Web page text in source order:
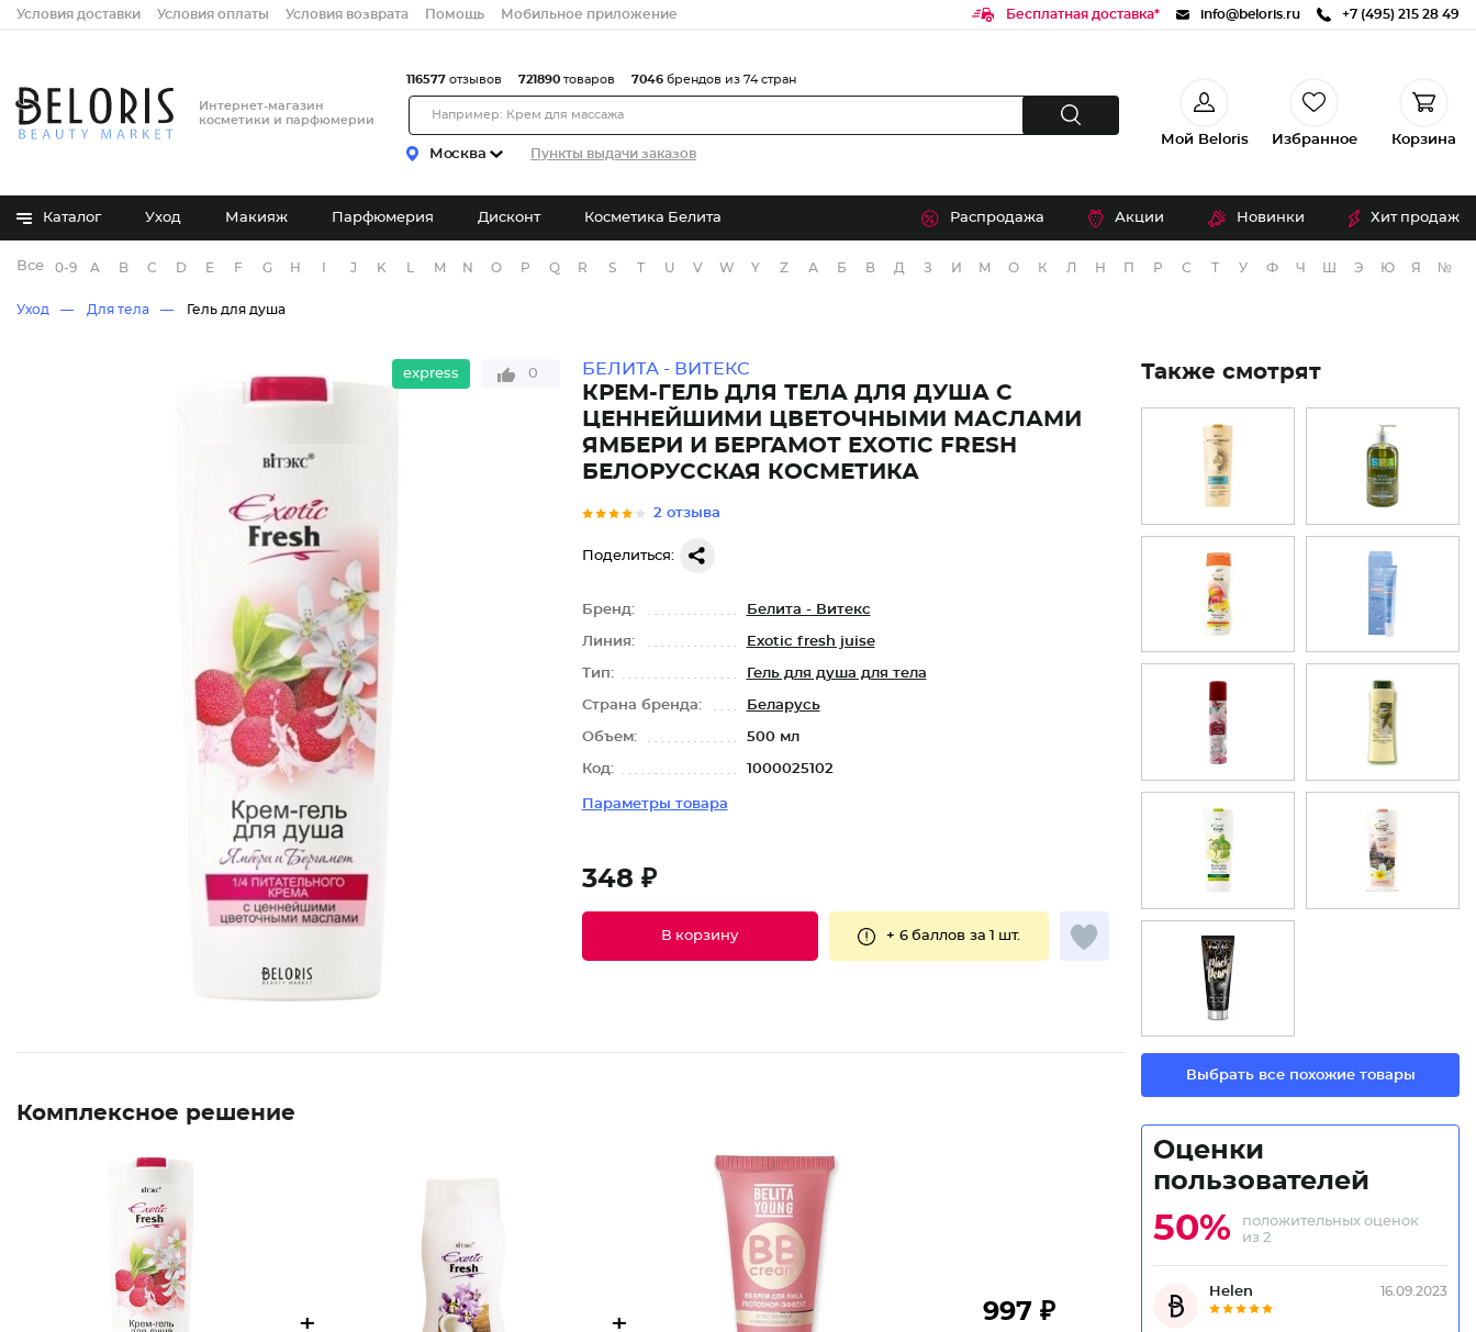
Условия доставки Условия оплаты Условия возврата Помощь Мобильное приложение Бесплатная доставка* info@beloris.ru +7 (495) 215 28 49
Интернет-магазин
косметики и парфюмерии
Москва Пункты выдачи заказов
116577 отзывов 721890 товаров 7046 брендов из 74 стран
Мой Beloris Избранное Корзина
Каталог Уход Макияж Парфюмерия Дисконт Косметика Белита Распродажа Акции Новинки Хит продаж
Все бренды
0-9 A B C D E F G H J K M N O P Q R S T U V W Y Z А Б В Д З И М О К Л Н П Р С Т У Ф Ч Э Ю Я №
Уход Для тела Гель для душа
express 0 БЕЛИТА - ВИТЕКС
КРЕМ-ГЕЛЬ ДЛЯ ТЕЛА ДЛЯ ДУША С
ЦЕННЕЙШИМИ ЦВЕТОЧНЫМИ МАСЛАМИ
ЯМБЕРИ И БЕРГАМОТ EXOTIC FRESH
БЕЛОРУССКАЯ КОСМЕТИКА
2 отзыва
Поделиться:
Бренд: Белита - Витекс
Линия: Exotic fresh juise
Тип: Гель для душа для тела
Страна бренда: Беларусь
Объем: 500 мл
Код: 1000025102
Параметры товара
348 ₽
В корзину + 6 баллов за 1 шт.
Комплексное решение
+ + 997 ₽
Также смотрят
Выбрать все похожие товары
Оценки
пользователей
50%
положительных оценок
из 2
Helen 16.09.2023